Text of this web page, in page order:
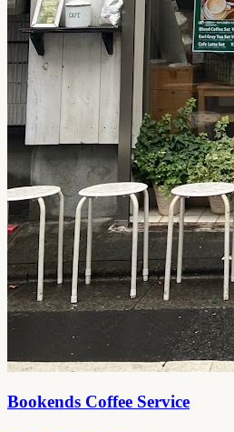
Bookends Coffee Service